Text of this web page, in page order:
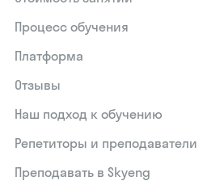
Процесс обучения
Платформа
Отзывы
Наш подход к обучению
Репетиторы и преподаватели
Преподавать в Skyeng